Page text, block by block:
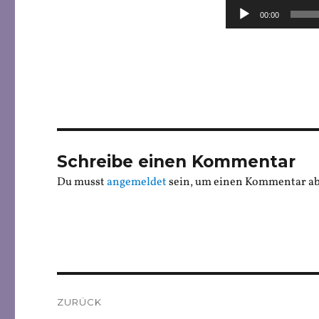
Audio-
Player
00:00
Schreibe einen Kommentar
Du musstangemeldetsein, um einen Kommentar
ZURÜCK